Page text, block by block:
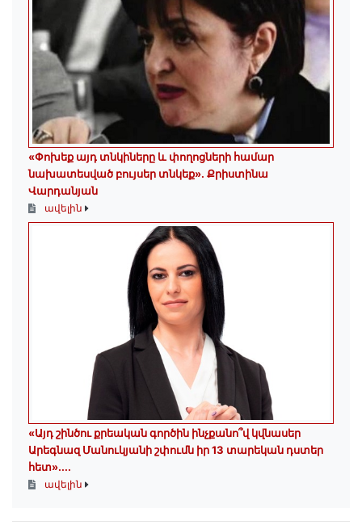
«Փոխեք այդ տնկիները և փողոցների համար
նախատեսված բույսեր տնկեք». Քրիստինա
Վարդանյան
ավելին
«Այդ շինծու քրեական գործին ինչքանո՞վ կվնասեր
Արեգնազ Մանուկյանի շփումն իր 13 տարեկան դստեր
հետ»․...
ավելին